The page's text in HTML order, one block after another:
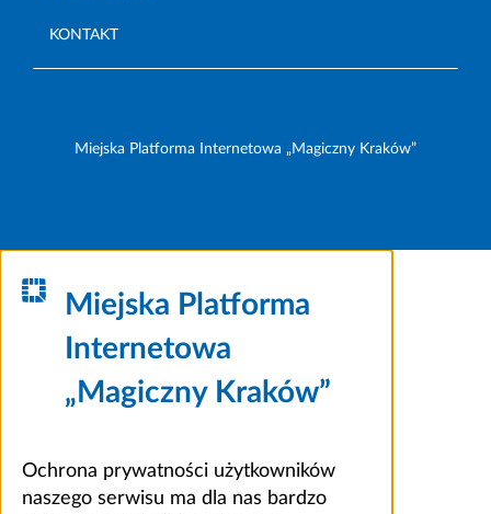
KONTAKT
Miejska Platforma Internetowa „Magiczny Kraków”
Miejska Platforma
Internetowa
„Magiczny Kraków”
Ochrona prywatności użytkowników
naszego serwisu ma dla nas bardzo